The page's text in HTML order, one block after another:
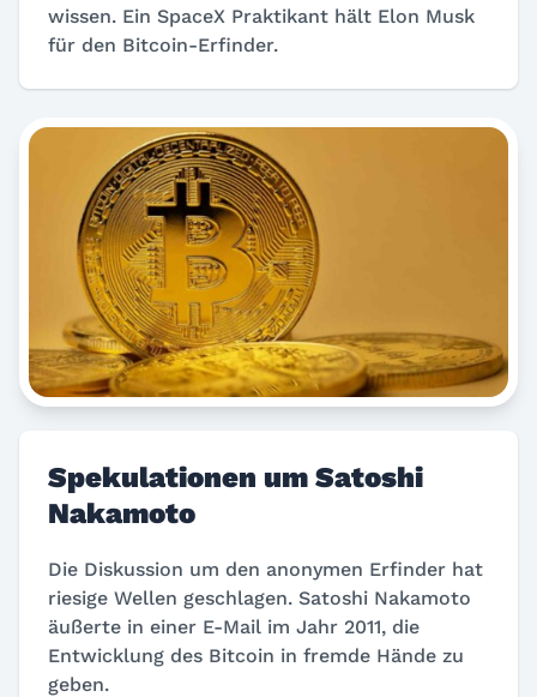
wissen. Ein SpaceX Praktikant hält Elon Musk
für den Bitcoin-Erfinder.
Spekulationen um Satoshi
Nakamoto
Die Diskussion um den anonymen Erfinder hat
riesige Wellen geschlagen. Satoshi Nakamoto
äußerte in einer E-Mail im Jahr 2011, die
Entwicklung des Bitcoin in fremde Hände zu
geben.